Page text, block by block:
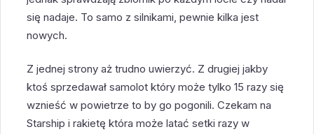
się nadaje. To samo z silnikami, pewnie kilka jest
nowych.
Z jednej strony aż trudno uwierzyć. Z drugiej jakby
ktoś sprzedawał samolot który może tylko 15 razy się
wznieść w powietrze to by go pogonili. Czekam na
Starship i rakietę która może latać setki razy w